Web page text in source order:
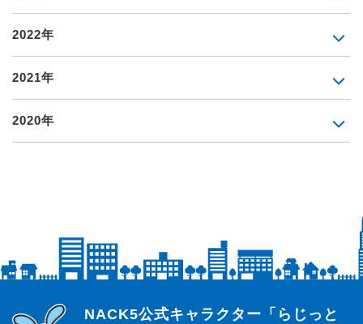
2022年
2021年
2020年
らじっと君
NACK5公式キャラクター「らじっと